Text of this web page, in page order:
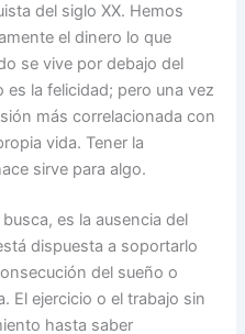
del siglo XX. Hemos
el dinero lo que
se vive por debajo del
es la felicidad; pero una vez
más correlacionada con
vida. Tener la
sirve para algo.
es la ausencia del
dispuesta a soportarlo
del sueño o
El ejercicio o el trabajo sin
hasta saber